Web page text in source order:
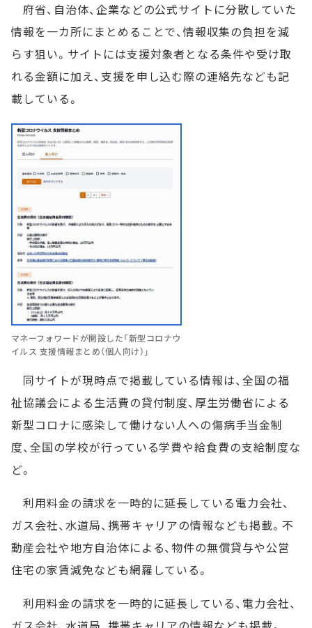
府省、自治体、企業などの公式サイトに分散していた
情報を一カ所にまとめることで、情報収集の負担を減
らす狙い。サイトには支援対象者となる条件や受け取
れる金額に加え、支援を申し込む際の連絡先なども記
載している。
マネーフォワードが開設した「新型コロナウ
イルス 支援情報まとめ（個人向け）」
同サイトが現時点で掲載している情報は、全国の福
祉協議会による生活費の貸付制度、厚生労働省による
新型コロナに感染して働けない人への傷病手当金制
度、全国の学校が行っている学費や給食費の支給制度な
ど。
利用料金の請求を一時的に延長している電力会社、
ガス会社、水道局、携帯キャリアの情報なども掲載。不
動産会社や地方自治体による、物件の無償貸与や公営
住宅の家賃減免なども網羅している。
利用料金の請求を一時的に延長している、電力会社、